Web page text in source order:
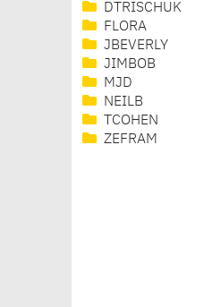
DTRISCHUK
FLORA
JBEVERLY
JIMBOB
MJD
NEILB
TCOHEN
ZEFRAM